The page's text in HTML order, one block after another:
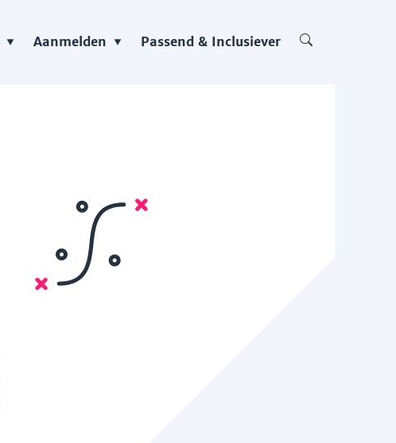
Aanmelden Passend & Inclusiever